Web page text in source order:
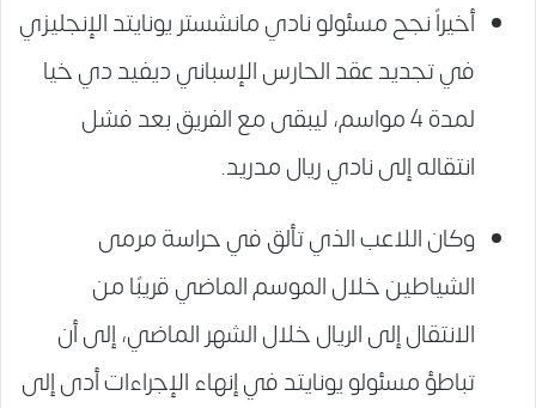
أخيراً نجح مسئولو نادي مانشستر يونايتد الإنجليزي
في تجديد عقد الحارس الإسباني ديفيد دي خيا
لمدة 4 مواسم، ليبقى مع الفريق بعد فشل
انتقاله إلى نادي ريال مدريد.
وكان اللاعب الذي تألق في حراسة مرمى
الشياطين خلال الموسم الماضي قريبًا من
الانتقال إلى الريال خلال الشهر الماضي، إلى أن
تباطؤ مسئولو يونايتد في إنهاء الإجراءات أدى إلى